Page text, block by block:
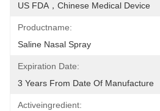
US FDA，Chinese Medical Device
Productname:
Saline Nasal Spray
Expiration Date:
3 Years From Date Of Manufacture
Activeingredient: